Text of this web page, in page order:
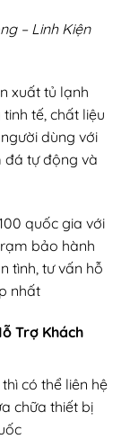
– Linh Kiện
xuất tủ lạnh
tế, chất liệu
dùng với
đá tự động và
quốc gia với
bảo hành
tình, tư vấn hỗ
nhất
Trợ Khách
có thể liên hệ
chữa thiết bị